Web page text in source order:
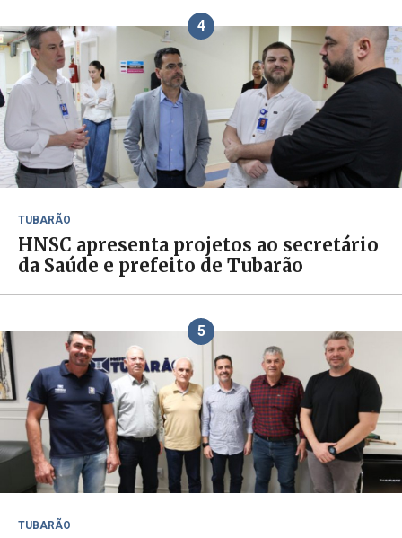
4
TUBARÃO
HNSC apresenta projetos ao secretário
da Saúde e prefeito de Tubarão
5
TUBARÃO